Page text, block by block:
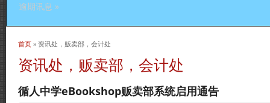
逾期讯息 »
当前位置
首页 » 资讯处，贩卖部，会计处
资讯处，贩卖部，会计处
循人中学eBookshop贩卖部系统启用通告